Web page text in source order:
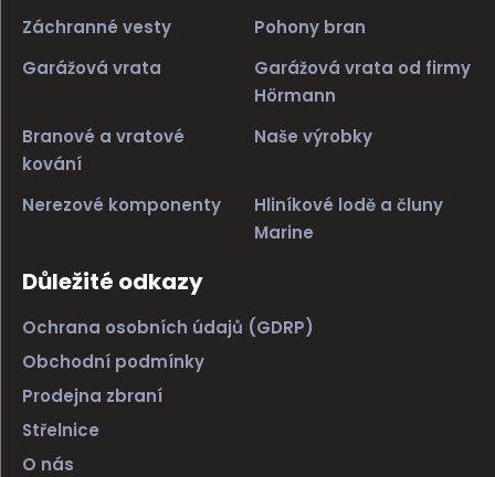
Záchranné vesty
Pohony bran
Garážová vrata
Garážová vrata od firmy
Hörmann
Branové a vratové
kování
Naše výrobky
Nerezové komponenty
Hliníkové lodě a čluny
Marine
Důležité odkazy
Ochrana osobních údajů (GDRP)
Obchodní podmínky
Prodejna zbraní
Střelnice
O nás